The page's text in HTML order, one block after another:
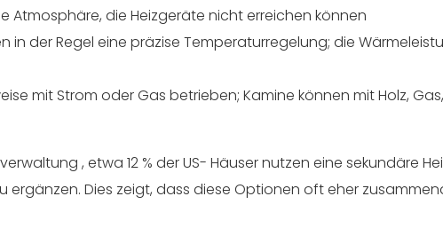
Atmosphäre, die Heizgeräte nicht erreichen können
in der Regel eine präzise Temperaturregelung; die
mit Strom oder Gas betrieben; Kamine können mit Holz,
, etwa 12 % der US- Häuser nutzen eine sekundäre
ergänzen. Dies zeigt, dass diese Optionen oft eher